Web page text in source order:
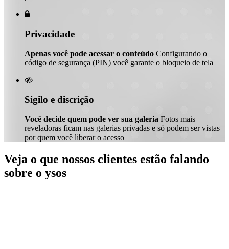

Privacidade
Apenas você pode acessar o conteúdo Configurando o
código de segurança (PIN) você garante o bloqueio de tela

Sigilo e discrição
Você decide quem pode ver sua galeria Fotos mais
reveladoras ficam nas galerias privadas e só podem ser vistas
por quem você liberar o acesso
Veja o que nossos clientes estão falando
sobre o ysos